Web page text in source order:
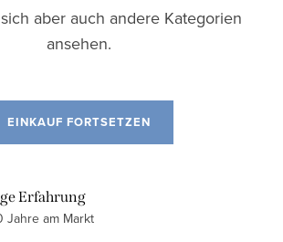
aber auch andere Kategorien
ansehen.
EINKAUF FORTSETZEN
Erfahrung
Jahre am Markt